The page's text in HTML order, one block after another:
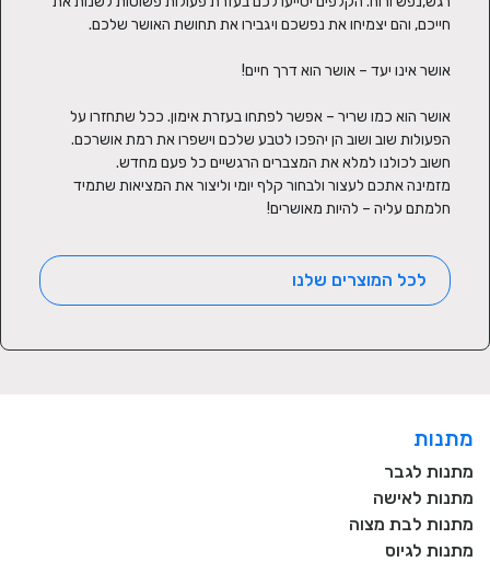
חלמתם עליה – להיות מאושרים!
לכל המוצרים שלנו
מתנות
מתנות לגבר
מתנות לאישה
מתנות לבת מצוה
מתנות לגיוס